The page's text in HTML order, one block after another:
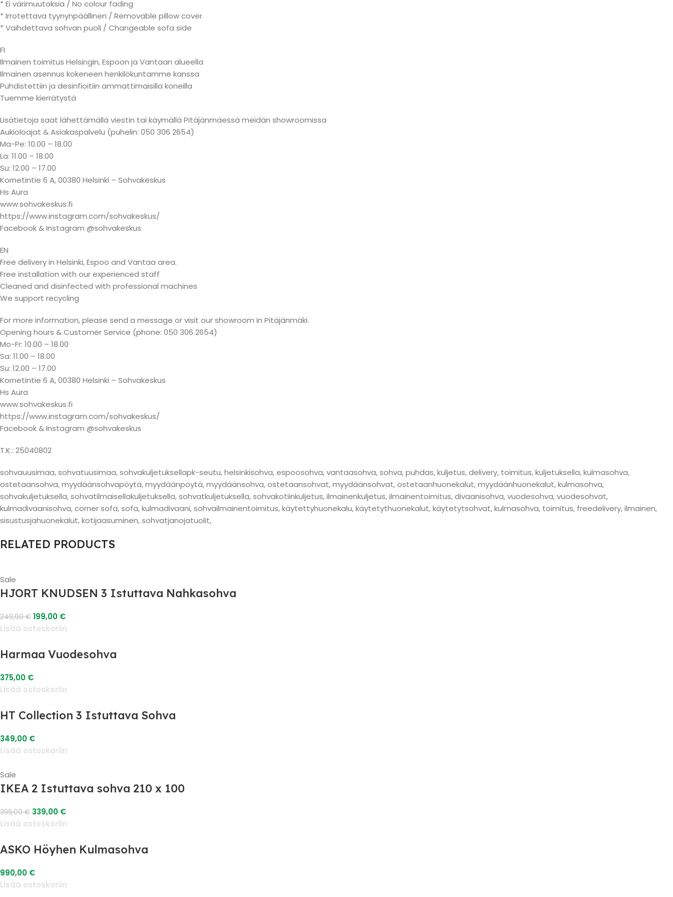
* Ei värimuutoksia / No colour fading
* Irrotettava tyynynpäällinen / Removable pillow cover
* Vaihdettava sohvan puoli / Changeable sofa side
FI
Ilmainen toimitus Helsingin, Espoon ja Vantaan alueella
Ilmainen asennus kokeneen henkilökuntamme kanssa
Puhdistettiin ja desinfioitiin ammattimaisilla koneilla
Tuemme kierrätystä
Lisätietoja saat lähettämällä viestin tai käymällä Pitäjänmäessä meidän showroomissa
Aukioloajat & Asiakaspalvelu (puhelin: 050 306 2654)
Ma-Pe: 10.00 – 18.00
La: 11.00 – 18.00
Su: 12.00 – 17.00
Kornetintie 6 A, 00380 Helsinki – Sohvakeskus
Hs Aura
www.sohvakeskus.fi
https://www.instagram.com/sohvakeskus/
Facebook & Instagram @sohvakeskus
EN
Free delivery in Helsinki, Espoo and Vantaa area.
Free installation with our experienced staff
Cleaned and disinfected with professional machines
We support recycling
For more information, please send a message or visit our showroom in Pitäjänmäki.
Opening hours & Customer Service (phone: 050 306 2654)
Mo-Fr: 10.00 – 18.00
Sa: 11.00 – 18.00
Su: 12.00 – 17.00
Kornetintie 6 A, 00380 Helsinki – Sohvakeskus
Hs Aura
www.sohvakeskus.fi
https://www.instagram.com/sohvakeskus/
Facebook & Instagram @sohvakeskus
T.K.: 25040802
sohvauusimaa, sohvatuusimaa, sohvakuljetuksellapk-seutu, helsinkisohva, espoosohva, vantaasohva, sohva, puhdas, kuljetus, delivery, toimitus, kuljetuksella, kulmasohva,
ostetaansohva, myydäänsohvapöytä, myydäänpöytä, myydäänsohva, ostetaansohvat, myydäänsohvat, ostetaanhuonekalut, myydäänhuonekalut, kulmasohva,
sohvakuljetuksella, sohvatilmaisellakuljetuksella, sohvatkuljetuksella, sohvakotiinkuljetus, ilmainenkuljetus, ilmainentoimitus, divaanisohva, vuodesohva, vuodesohvat,
kulmadivaanisohva, corner sofa, sofa, kulmadivaani, sohvailmainentoimitus, käytettyhuonekalu, käytetythuonekalut, käytetytsohvat, kulmasohva, toimitus, freedelivery, ilmainen,
sisustusjahuonekalut, kotijaasuminen, sohvatjanojatuolit,
RELATED PRODUCTS
Sale
HJORT KNUDSEN 3 Istuttava Nahkasohva
249,00€ 199,00 €
Lisää ostoskoriin
Harmaa Vuodesohva
375,00 €
Lisää ostoskoriin
HT Collection 3 Istuttava Sohva
349,00 €
Lisää ostoskoriin
Sale
IKEA 2 Istuttava sohva 210 x 100
399,00€ 339,00 €
Lisää ostoskoriin
ASKO Höyhen Kulmasohva
990,00 €
Lisää ostoskoriin